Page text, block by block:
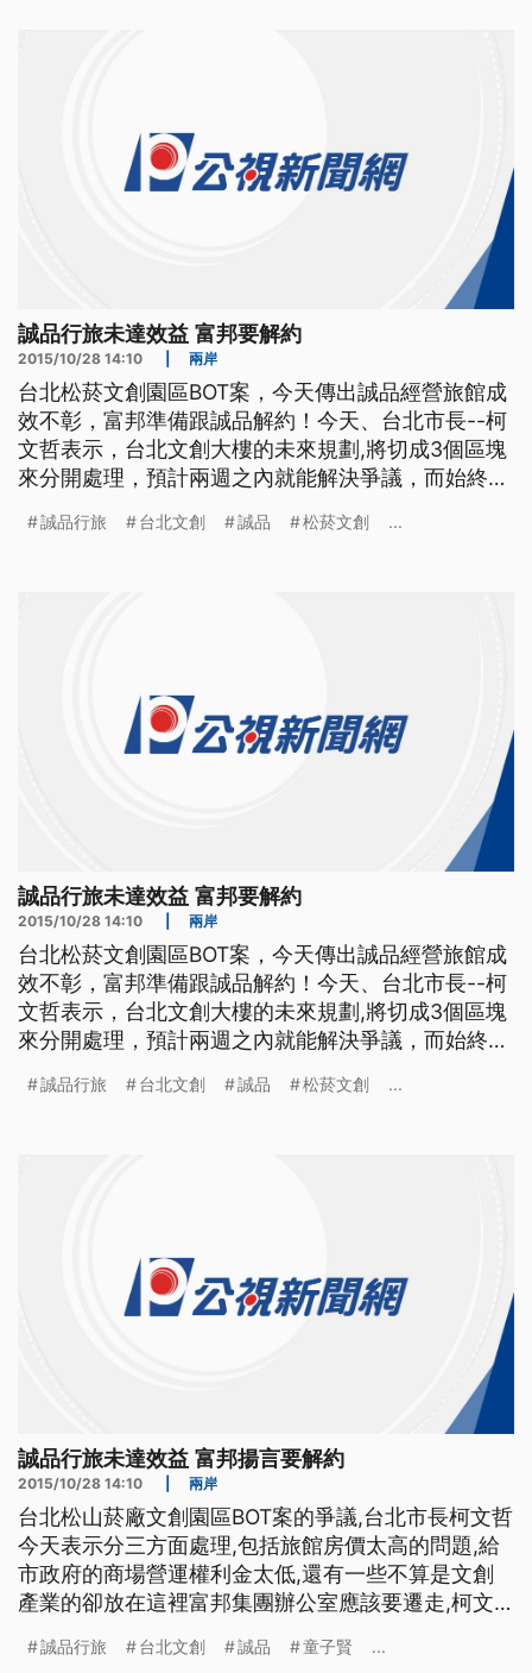
誠品行旅未達效益 富邦要解約
2015/10/28 14:10 兩岸
台北松菸文創園區BOT案，今天傳出誠品經營旅館成
效不彰，富邦準備跟誠品解約！今天、台北市長--柯
文哲表示，台北文創大樓的未來規劃,將切成3個區塊
來分開處理，預計兩週之內就能解決爭議，而始終保
名義的誠品行旅,就坐落在台北松菸文化園區,開幕以
誠品行旅 台北文創 誠品 松菸文創 ...
誠品行旅未達效益 富邦要解約
2015/10/28 14:10 兩岸
台北松菸文創園區BOT案，今天傳出誠品經營旅館成
效不彰，富邦準備跟誠品解約！今天、台北市長--柯
文哲表示，台北文創大樓的未來規劃,將切成3個區塊
來分開處理，預計兩週之內就能解決爭議，而始終保
名義的誠品行旅,就坐落在台北松菸文化園區,開幕以
誠品行旅 台北文創 誠品 松菸文創 ...
誠品行旅未達效益 富邦揚言要解約
2015/10/28 14:10 兩岸
台北松山菸廠文創園區BOT案的爭議,台北市長柯文哲
今天表示分三方面處理,包括旅館房價太高的問題,給
市政府的商場營運權利金太低,還有一些不算是文創
產業的卻放在這裡富邦集團辦公室應該要遷走,柯文
誠品行旅,就坐落在台北松菸文化園區,開幕以來備受
誠品行旅 台北文創 誠品 童子賢 ...